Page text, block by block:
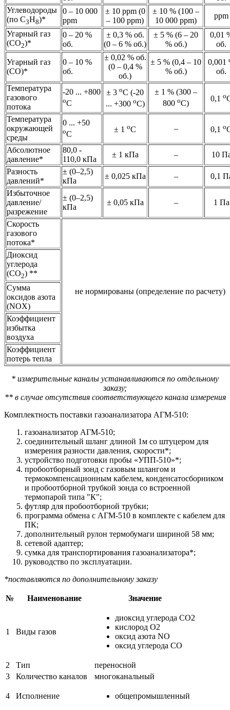
Углеводороды
(по С3Н8)*
0 – 10 000
ppm
± 10 ppm (0
– 100 ppm)
± 10 % (100 –
10 000 ppm)
ppm
Угарный газ
(СO2)*
0 – 20 %
об.
± 0,3 % об.
(0 – 6 % об.)
± 5 % (6 – 20
% об.)
0,01
об.
Угарный газ
(СO)*
0 – 10 %
об.
± 0,02 % об.
(0 – 0,4 %
об.)
± 5 % (0,4 – 10
% об.)
0,001
об.
Температура
газового
потока
-20 ... +800
оС
± 3 оС (-20
... +300 оС)
± 1 % (300 –
800 оС)
0,1 о
Температура
окружающей
среды
0 ... +50
оС
± 1 оС – 0,1 о
Абсолютное
давление*
80,0 -
110,0 кПа
± 1 кПа –
10
Разность
давлений*
± (0–2,5)
кПа
± 0,025 кПа –
0,1
Избыточное
давление/
разрежение
± (0–2,5)
кПа
± 0,05 кПа – 1 Па
Скорость
газового
потока*
не нормированы (определение по расчету)
Диоксид
углерода
(CO2) **
Сумма
оксидов азота
(NOX)
Коэффициент
избытка
воздуха
Коэффициент
потерь тепла
* измерительные каналы устанавливаются по отдельному
заказу;
** в случае отсутствия соответствующего канала измерения
Комплектность поставки газоанализатора АГМ-510:
газоанализатор АГМ-510;
соединительный шланг длиной 1м со штуцером для
измерения разности давления, скорости*;
устройство подготовки пробы «УПП-510»*;
пробоотборный зонд с газовым шлангом и
термокомпенсационным кабелем, конденсатосборником
и пробоотборной трубкой зонда со встроенной
термопарой типа "К";
футляр для пробоотборной трубки;
программа обмена с АГМ-510 в комплекте с кабелем для
ПК;
дополнительный рулон термобумаги шириной 58 мм;
сетевой адаптер;
сумка для транспортирования газоанализатора*;
руководство по эксплуатации.
*поставляются по дополнительному заказу
№ Наименование Значение
1 Виды газов
диоксид углерода CO2
кислород O2
оксид азота NO
оксид углерода CO
2 Тип
переносной
3
Количество каналов многоканальный
4 Исполнение общепромышленный